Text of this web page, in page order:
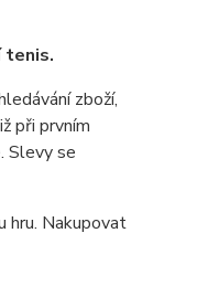
tenis.
zboží,
při prvním
Slevy se
hru. Nakupovat